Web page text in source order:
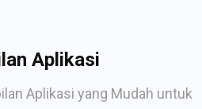
Aplikasi
Aplikasi yang Mudah untuk